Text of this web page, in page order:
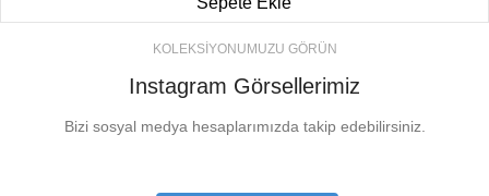
KOLEKSİYONUMUZU GÖRÜN
Instagram Görsellerimiz
Bizi sosyal medya hesaplarımızda takip edebilirsiniz.